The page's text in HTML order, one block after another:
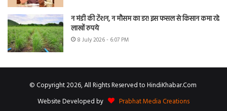
न मंडी की टेंशन, न मौसम का डर! इस फसल से किसान कमा रहे
लाखों रुपये
8 July 2026 - 6:07 PM
© Copyright 2026, All Rights Reserved to HindiKhabar.Com
Website Developed by
Prabhat Media Creations